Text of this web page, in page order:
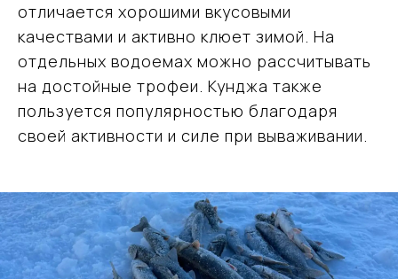
отличается хорошими вкусовыми
качествами и активно клюет зимой. На
отдельных водоемах можно рассчитывать
на достойные трофеи. Кунджа также
пользуется популярностью благодаря
своей активности и силе при вываживании.